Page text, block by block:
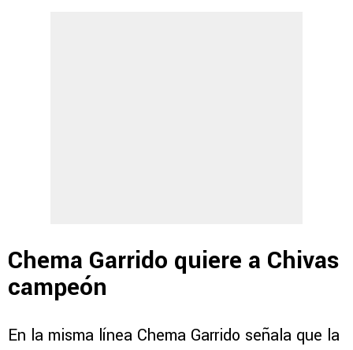
Chema Garrido quiere a Chivas
campeón
En la misma línea Chema Garrido señala que la